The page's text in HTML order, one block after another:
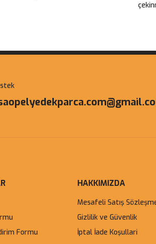
Formu
HAKKIMIZDA
Mesafeli Satış
Gizlilik ve Güvenlik
İptal İade Koşullari